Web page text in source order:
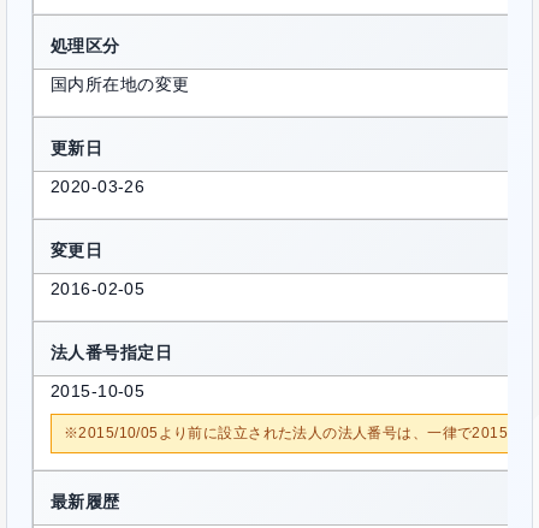
処理区分
国内所在地の変更
更新日
2020-03-26
変更日
2016-02-05
法人番号指定日
2015-10-05
※2015/10/05より前に設立された法人の法人番号は、一律で2015/10/
最新履歴